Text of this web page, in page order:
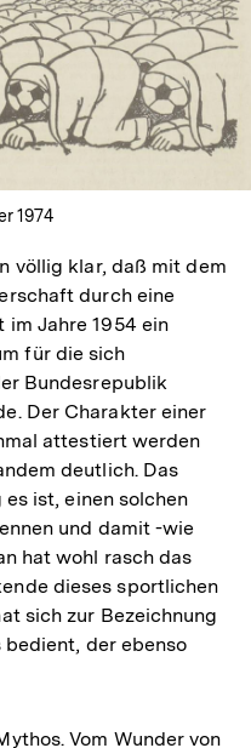
1974
völlig klar, daß mit dem
durch eine
Jahre 1954 ein
für die sich
Bundesrepublik
Der Charakter einer
attestiert werden
deutlich. Das
ist, einen solchen
und damit -wie
hat wohl rasch das
dieses sportlichen
sich zur Bezeichnung
der ebenso
Vom Wunder von